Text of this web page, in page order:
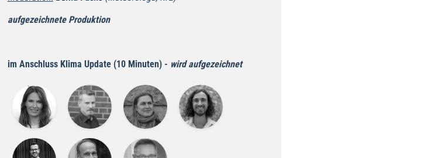
aufgezeichnete Produktion
im Anschluss Klima Update (10 Minuten) - wird aufgezeichnet